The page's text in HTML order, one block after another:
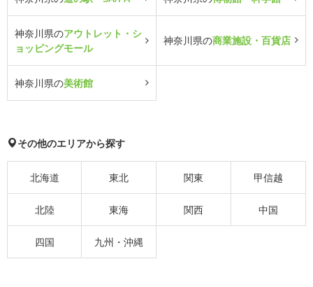
神奈川県のアウトレット・シ
ョッピングモール
神奈川県の商業施設・百貨店
神奈川県の美術館
その他のエリアから探す
北海道 東北 関東 甲信越
北陸 東海 関西 中国
四国 九州・沖縄